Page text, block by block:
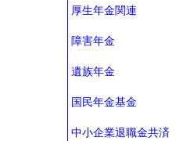
厚生年金関連
障害年金
遺族年金
国民年金基金
中小企業退職金共済